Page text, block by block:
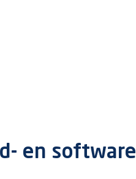
en software